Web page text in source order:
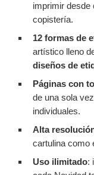
imprimir desde
copistería.
12 formas de
artístico lleno
diseños de
Páginas con
de una sola
individuales.
Alta
cartulina como
Uso ilimitado: